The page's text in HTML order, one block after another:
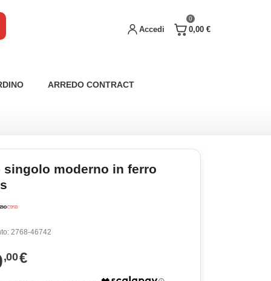
0
0,00 €
Accedi
ARREDO CONTRACT
singolo moderno in ferro
2768-46742
,00€